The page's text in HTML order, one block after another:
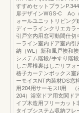
すすめセットプラン
扉デザインWGS-C A◇
ォールユニットリビング
ディーラインクリエカラ
引戸室内用窓可動間仕切
ーライン室内ドア室内引
納（WL）新和風戸襖和
システム階段/手すり階
しご屋根裏はしごリフ
格子カーテンボックス室
ーモイスNT内装材DS窓
用204用サーモスⅡ用 （
204）浴室ドア用玄関ド
イプ木造用フリーカット
タイプシステム収納フ